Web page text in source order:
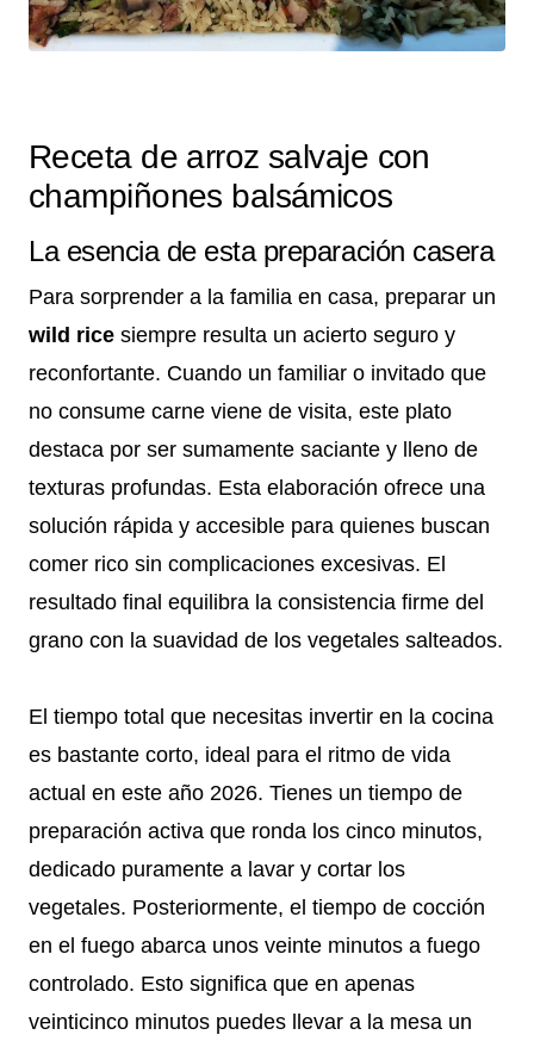
Receta de arroz salvaje con
champiñones balsámicos
La esencia de esta preparación casera
Para sorprender a la familia en casa, preparar un
wild rice siempre resulta un acierto seguro y
reconfortante. Cuando un familiar o invitado que
no consume carne viene de visita, este plato
destaca por ser sumamente saciante y lleno de
texturas profundas. Esta elaboración ofrece una
solución rápida y accesible para quienes buscan
comer rico sin complicaciones excesivas. El
resultado final equilibra la consistencia firme del
grano con la suavidad de los vegetales salteados.
El tiempo total que necesitas invertir en la cocina
es bastante corto, ideal para el ritmo de vida
actual en este año 2026. Tienes un tiempo de
preparación activa que ronda los cinco minutos,
dedicado puramente a lavar y cortar los
vegetales. Posteriormente, el tiempo de cocción
en el fuego abarca unos veinte minutos a fuego
controlado. Esto significa que en apenas
veinticinco minutos puedes llevar a la mesa un